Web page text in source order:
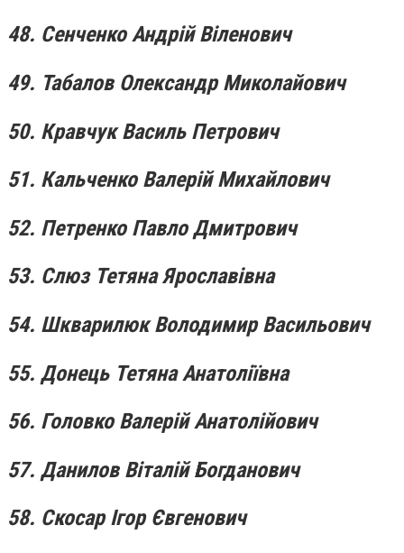
48. Сенченко Андрій Віленович
49. Табалов Олександр Миколайович
50. Кравчук Василь Петрович
51. Кальченко Валерій Михайлович
52. Петренко Павло Дмитрович
53. Слюз Тетяна Ярославівна
54. Шкварилюк Володимир Васильович
55. Донець Тетяна Анатоліївна
56. Головко Валерій Анатолійович
57. Данилов Віталій Богданович
58. Скосар Ігор Євгенович